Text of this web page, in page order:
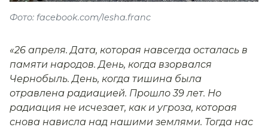
Фото: facebook.com/lesha.franc
«26 апреля. Дата, которая навсегда осталась в
памяти народов. День, когда взорвался
Чернобыль. День, когда тишина была
отравлена радиацией. Прошло 39 лет. Но
радиация не исчезает, как и угроза, которая
снова нависла над нашими землями. Тогда нас